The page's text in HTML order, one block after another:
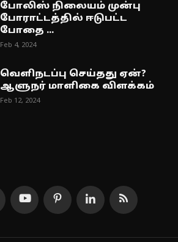
போலிஸ் நிலையம் முன்பு
போராட்டத்தில் ஈடுபட்ட
போதை ...
Feb 4, 2024
வெளிநடப்பு செய்தது ஏன்?
ஆளுநர் மாளிகை விளக்கம்
Feb 12, 2024